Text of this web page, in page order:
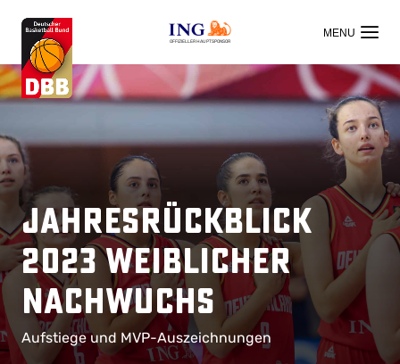
OFFIZIELLER HAUPTSPONSOR
Jahresrückblick
2023 weiblicher
Nachwuchs
Aufstiege und MVP-Auszeichnungen